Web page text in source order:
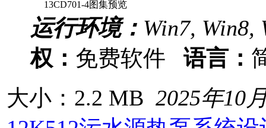
13CD701-4图集预览
运行环境： Win7, Win8,
权： 免费软件 语言：
大小：2.2 MB 2025年10